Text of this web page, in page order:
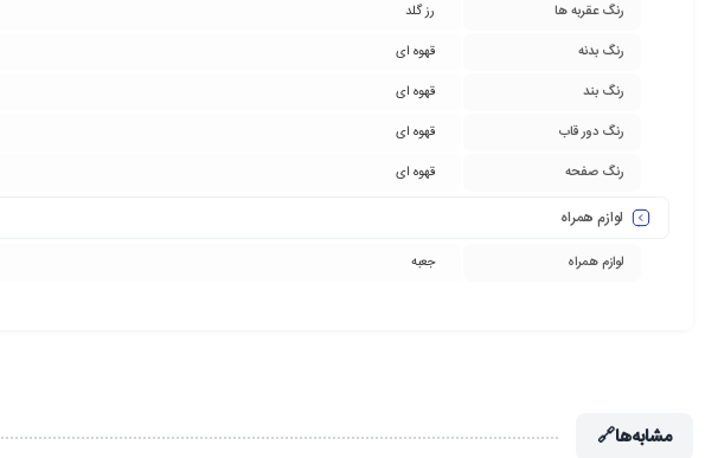
رنگ عقربه ها
رز گلد
رنگ بدنه
قهوه ای
رنگ بند
قهوه ای
رنگ دور قاب
قهوه ای
رنگ صفحه
قهوه ای
لوازم همراه
لوازم همراه جعبه
مشابه‌ها🔗